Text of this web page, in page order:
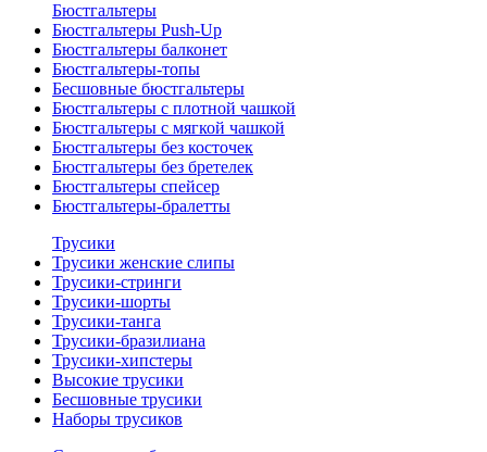
Бюстгальтеры
Бюстгальтеры Push-Up
Бюстгальтеры балконет
Бюстгальтеры-топы
Бесшовные бюстгальтеры
Бюстгальтеры с плотной чашкой
Бюстгальтеры с мягкой чашкой
Бюстгальтеры без косточек
Бюстгальтеры без бретелек
Бюстгальтеры спейсер
Бюстгальтеры-бралетты
Трусики
Трусики женские слипы
Трусики-стринги
Трусики-шорты
Трусики-танга
Трусики-бразилиана
Трусики-хипстеры
Высокие трусики
Бесшовные трусики
Наборы трусиков